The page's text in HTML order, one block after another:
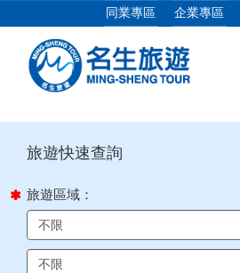
同業專區 企業專區
日本專館
郵輪假期
海島假期
目前位置： 首頁 列表
旅遊區域：